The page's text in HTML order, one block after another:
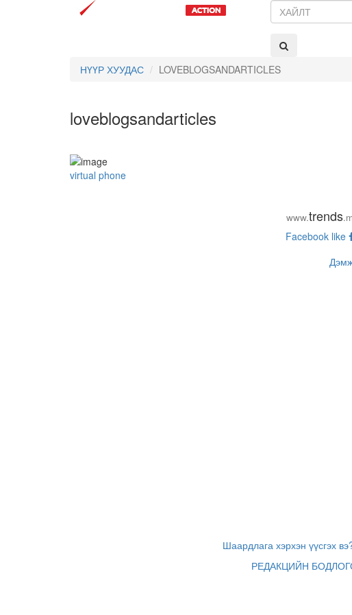
Search
НҮҮР ХУУДАС LOVEBLOGSANDARTICLES
loveblogsandarticles
virtual phone
www.trends
Facebook like
Шаардлага хэрхэн үүсгэх
РЕДАКЦИЙН